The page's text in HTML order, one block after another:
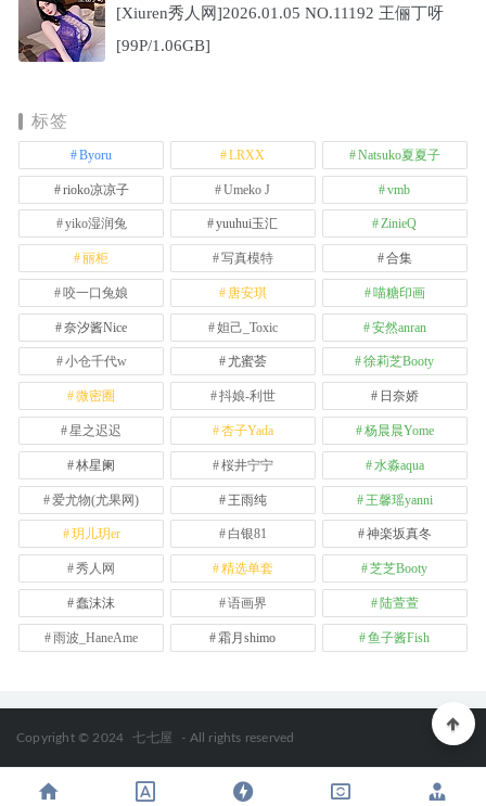
[Xiuren秀人网]2026.01.05 NO.11192 王俪丁呀
[99P/1.06GB]
标签
Byoru LRXX Natsuko夏夏子
rioko凉凉子 Umeko J vmb
yiko湿润兔 yuuhui玉汇 ZinieQ
丽柜 写真模特 合集
咬一口兔娘 唐安琪 喵糖印画
奈汐酱Nice 妲己_Toxic 安然anran
小仓千代w 尤蜜荟 徐莉芝Booty
微密圈 抖娘-利世 日奈娇
星之迟迟 杏子Yada 杨晨晨Yome
林星阑 桜井宁宁 水淼aqua
爱尤物(尤果网) 王雨纯 王馨瑶yanni
玥儿玥er 白银81 神楽坂真冬
秀人网 精选单套 芝芝Booty
蠢沫沫 语画界 陆萱萱
雨波_HaneAme 霜月shimo 鱼子酱Fish
Copyright © 2024 七七屋 - All rights reserved